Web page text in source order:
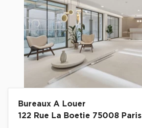
Bureaux A Louer
122 Rue La Boetie 75008 Paris